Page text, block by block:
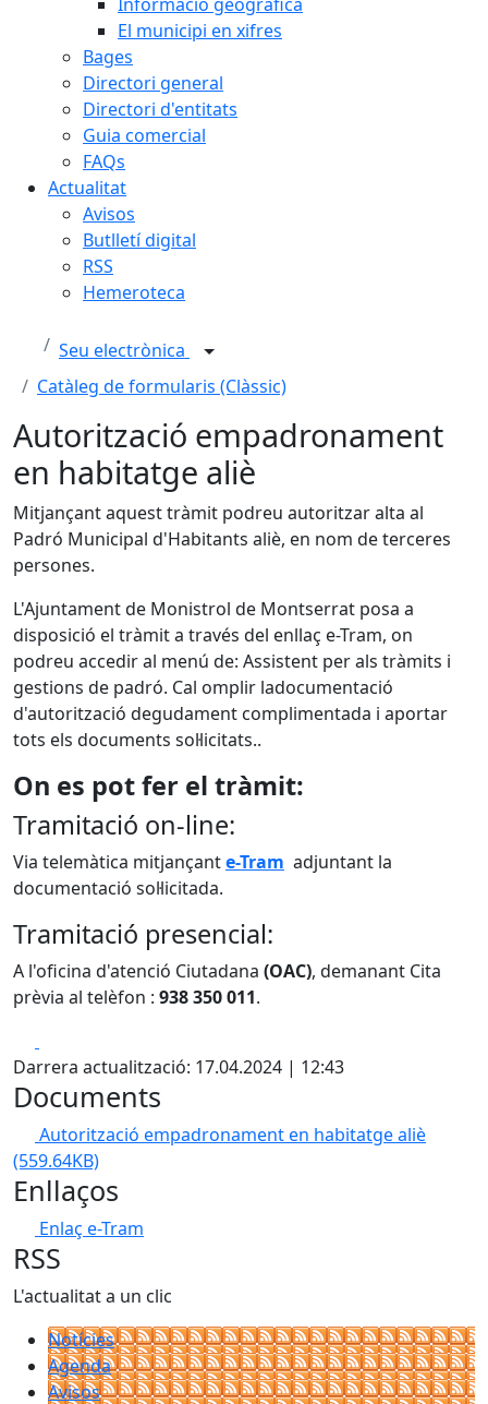
El municipi en xifres
Bages
Directori general
Directori d'entitats
Guia comercial
FAQs
Actualitat
Avisos
Butlletí digital
RSS
Hemeroteca
Seu electrònica
Catàleg de formularis (Clàssic)
Autorització empadronament
en habitatge aliè
Mitjançant aquest tràmit podreu autoritzar alta al
Padró Municipal d'Habitants aliè, en nom de terceres
persones.
L'Ajuntament de Monistrol de Montserrat posa a
disposició el tràmit a través del enllaç e-Tram, on
podreu accedir al menú de: Assistent per als tràmits i
gestions de padró. Cal omplir ladocumentació
d'autorització degudament complimentada i aportar
tots els documents sol·licitats..
On es pot fer el tràmit:
Tramitació on-line:
Via telemàtica mitjançante-Tram adjuntant la
documentació sol·licitada.
Tramitació presencial:
A l'oficina d'atenció Ciutadana (OAC), demanant Cita
prèvia al telèfon : 938 350 011.
Darrera actualització: 17.04.2024 | 12:43
Documents
Autorització empadronament en habitatge aliè
(559.64KB)
Enllaços
Enlaç e-Tram
RSS
L'actualitat a un clic
Notícies
Agenda
Avisos